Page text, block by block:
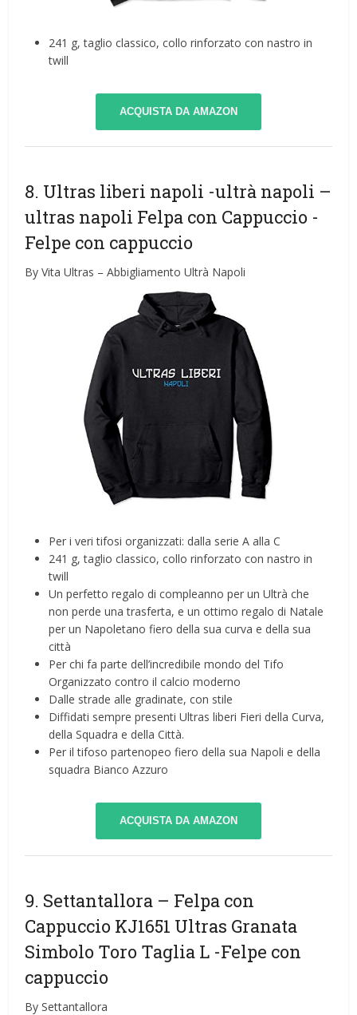
241 g, taglio classico, collo rinforzato con nastro in
twill
ACQUISTA DA AMAZON
8. Ultras liberi napoli -ultrà napoli –
ultras napoli Felpa con Cappuccio -
Felpe con cappuccio
By Vita Ultras – Abbigliamento Ultrà Napoli
Per i veri tifosi organizzati: dalla serie A alla C
241 g, taglio classico, collo rinforzato con nastro in
twill
Un perfetto regalo di compleanno per un Ultrà che
non perde una trasferta, e un ottimo regalo di Natale
per un Napoletano fiero della sua curva e della sua
città
Per chi fa parte dell’incredibile mondo del Tifo
Organizzato contro il calcio moderno
Dalle strade alle gradinate, con stile
Diffidati sempre presenti Ultras liberi Fieri della Curva,
della Squadra e della Città.
Per il tifoso partenopeo fiero della sua Napoli e della
squadra Bianco Azzuro
ACQUISTA DA AMAZON
9. Settantallora – Felpa con
Cappuccio KJ1651 Ultras Granata
Simbolo Toro Taglia L -Felpe con
cappuccio
By Settantallora